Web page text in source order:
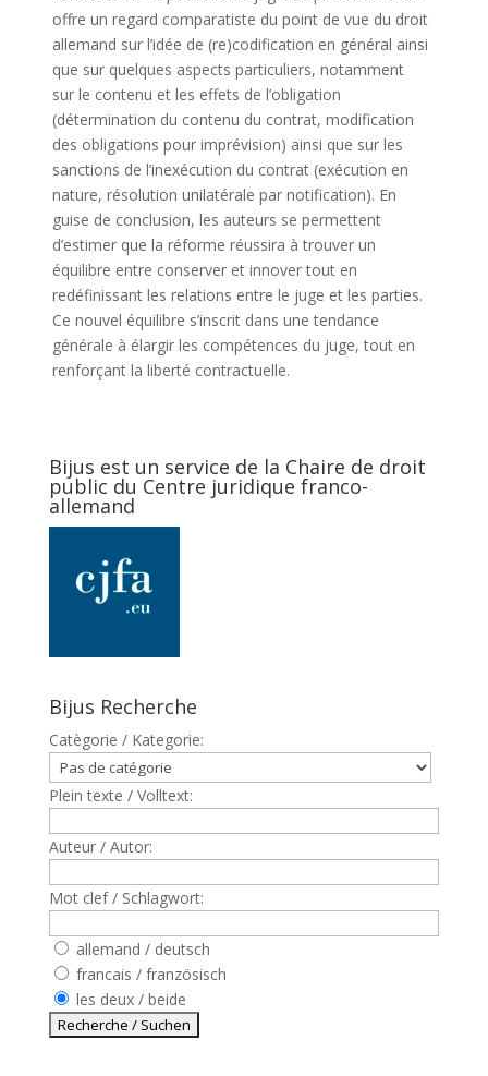
offre un regard comparatiste du point de vue du droit
allemand sur l’idée de (re)codification en général ainsi
que sur quelques aspects particuliers, notamment
sur le contenu et les effets de l’obligation
(détermination du contenu du contrat, modification
des obligations pour imprévision) ainsi que sur les
sanctions de l’inexécution du contrat (exécution en
nature, résolution unilatérale par notification). En
guise de conclusion, les auteurs se permettent
d’estimer que la réforme réussira à trouver un
équilibre entre conserver et innover tout en
redéfinissant les relations entre le juge et les parties.
Ce nouvel équilibre s’inscrit dans une tendance
générale à élargir les compétences du juge, tout en
renforçant la liberté contractuelle.
Bijus est un service de la Chaire de droit
public du Centre juridique franco-
allemand
Bijus Recherche
Catègorie / Kategorie:
Plein texte / Volltext:
Auteur / Autor:
Mot clef / Schlagwort:
allemand / deutsch
francais / französisch
les deux / beide